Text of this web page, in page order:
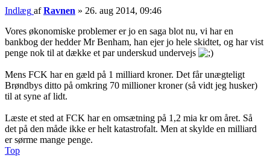
Indlæg afRavnen » 26. aug 2014, 09:46
Vores økonomiske problemer er jo en saga blot nu, vi har en
bankbog der hedder Mr Benham, han ejer jo hele skidtet, og har vist
penge nok til at dække et par underskud undervejs
Mens FCK har en gæld på 1 milliard kroner. Det får unægteligt
Brøndbys ditto på omkring 70 millioner kroner (så vidt jeg husker)
til at syne af lidt.
Læste et sted at FCK har en omsætning på 1,2 mia kr om året. Så
det på den måde ikke er helt katastrofalt. Men at skylde en milliard
er sørme mange penge.
Top